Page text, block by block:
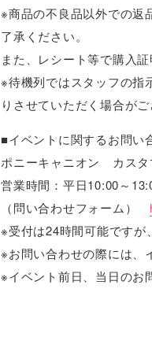
※商品の不良品以外での返
了承ください。
また、レシート等で購入
※待機列ではスタッフの指
りさせていただく場合がご
■イベントに関するお問い
ポニーキャニオン カスタ
営業時間：平日10:00～
（問い合わせフォーム）
※受付は24時間可能ですが
※お問い合わせの際には、
※イベント前日、当日のお